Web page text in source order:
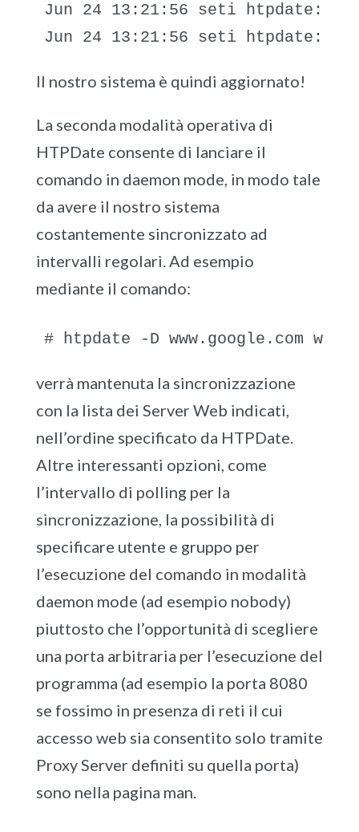
Jun 24 13:21:56 seti htpdate:
Il nostro sistema è quindi aggiornato!
La seconda modalità operativa di
HTPDate consente di lanciare il
comando in daemon mode, in modo tale
da avere il nostro sistema
costantemente sincronizzato ad
intervalli regolari. Ad esempio
mediante il comando:
# htpdate -D www.google.com
verrà mantenuta la sincronizzazione
con la lista dei Server Web indicati,
nell’ordine specificato da HTPDate.
Altre interessanti opzioni, come
l’intervallo di polling per la
sincronizzazione, la possibilità di
specificare utente e gruppo per
l’esecuzione del comando in modalità
daemon mode (ad esempio nobody)
piuttosto che l’opportunità di scegliere
una porta arbitraria per l’esecuzione del
programma (ad esempio la porta 8080
se fossimo in presenza di reti il cui
accesso web sia consentito solo tramite
Proxy Server definiti su quella porta)
sono nella pagina man.